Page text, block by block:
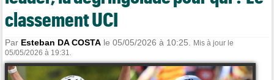
classement UCI
Par Esteban DA COSTA le 05/05/2026 à 10:25.
Mis à jour le
05/05/2026 à 19:31.